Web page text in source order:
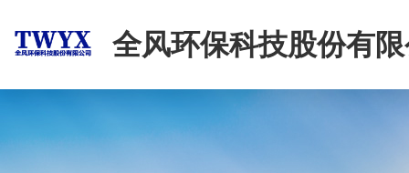
全风环保科技股份有